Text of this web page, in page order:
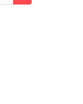
Cerca cursos